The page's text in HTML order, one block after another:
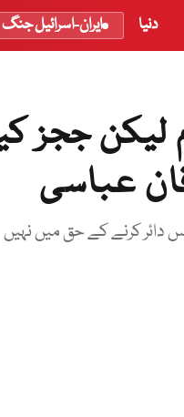
دنیا ایران-اسرائیل جنگ
لیکن ججز
عباسی
دائر کرنے کے حق میں نہیں